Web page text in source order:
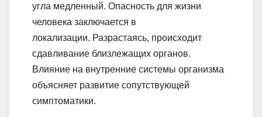
угла медленный. Опасность для жизни
человека заключается в
локализации. Разрастаясь, происходит
сдавливание близлежащих органов.
Влияние на внутренние системы организма
объясняет развитие сопутствующей
симптоматики.